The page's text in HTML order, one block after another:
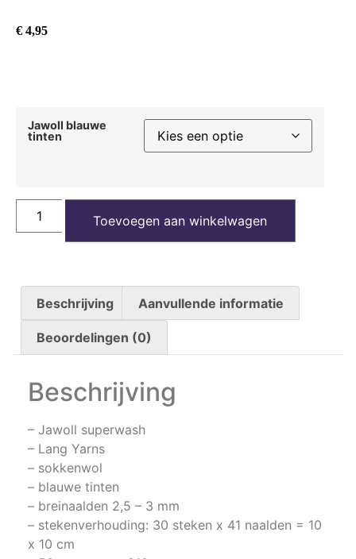
€ 4,95
Jawoll blauwe
tinten
Toevoegen aan winkelwagen
Beschrijving Aanvullende informatie
Beoordelingen (0)
Beschrijving
– Jawoll superwash
– Lang Yarns
– sokkenwol
– blauwe tinten
– breinaalden 2,5 – 3 mm
– stekenverhouding: 30 steken x 41 naalden = 10
x 10 cm